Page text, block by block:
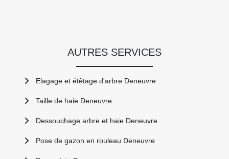
AUTRES SERVICES
Elagage et étêtage d'arbre Deneuvre
Taille de haie Deneuvre
Dessouchage arbre et haie Deneuvre
Pose de gazon en rouleau Deneuvre